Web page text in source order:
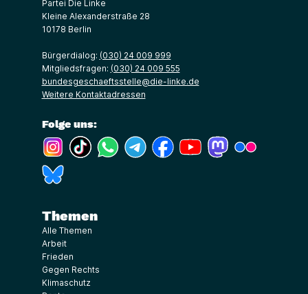
Partei Die Linke
Kleine Alexanderstraße 28
10178 Berlin
Bürgerdialog: (030) 24 009 999
Mitgliedsfragen: (030) 24 009 555
bundesgeschaeftsstelle@die-linke.de
Weitere Kontaktadressen
Folge uns:
(Link öffnet ein neues Fenster)
(Link öffnet ein neues Fenster)
(Link öffnet ein neues Fenster)
(Link öffnet ein neues Fenster)
(Link öffnet ein neues Fenster)
(Link öffnet ein neues
(Link öffnet ein
Themen
Alle Themen
Arbeit
Frieden
Gegen Rechts
Klimaschutz